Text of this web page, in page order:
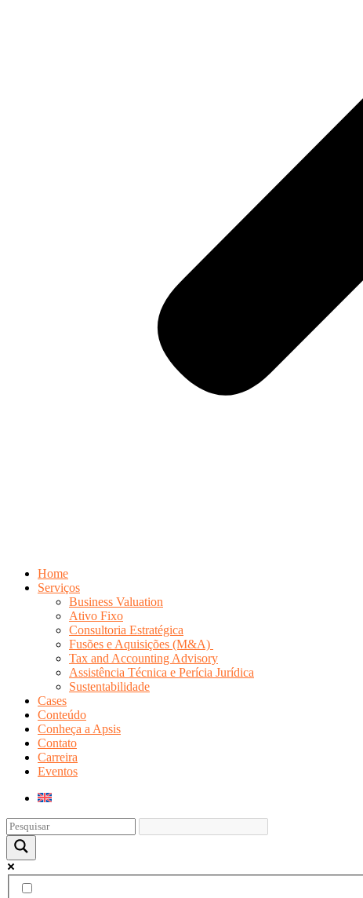
Home
Serviços
Business Valuation
Ativo Fixo
Consultoria Estratégica
Fusões e Aquisições (M&A)
Tax and Accounting Advisory
Assistência Técnica e Perícia Jurídica
Sustentabilidade
Cases
Conteúdo
Conheça a Apsis
Contato
Carreira
Eventos